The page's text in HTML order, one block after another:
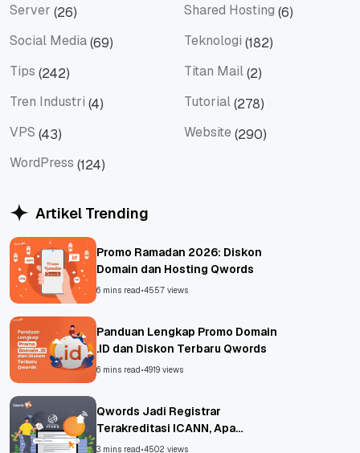
Server (26) Shared Hosting (6)
Social Media(69) Teknologi (182)
Tips (242) Titan Mail(2)
Tren Industri (4) Tutorial(278)
VPS (43) Website (290)
WordPress (124)
Artikel Trending
Promo Ramadan 2026: Diskon
Domain dan Hosting Qwords
6 mins read•4557 views
Panduan Lengkap Promo Domain
.ID dan Diskon Terbaru Qwords
6 mins read•4919 views
Qwords Jadi Registrar
Terakreditasi ICANN, Apa
Untungnya?
3 mins read•4502 views